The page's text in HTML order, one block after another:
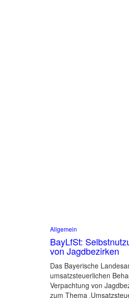
Allgemein
BayLfSt:
von Jagdbezirken
Das Bayerische
umsatzsteuerlichen
Verpachtung von
zum Thema